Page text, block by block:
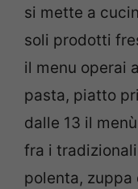
si mette a
soli prodotti
il menu operai
pasta, piatto
dalle 13 il
fra i
polenta,